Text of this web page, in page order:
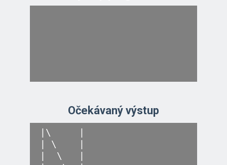
Očekávaný výstup
|\     |
| \    |
|  \   |